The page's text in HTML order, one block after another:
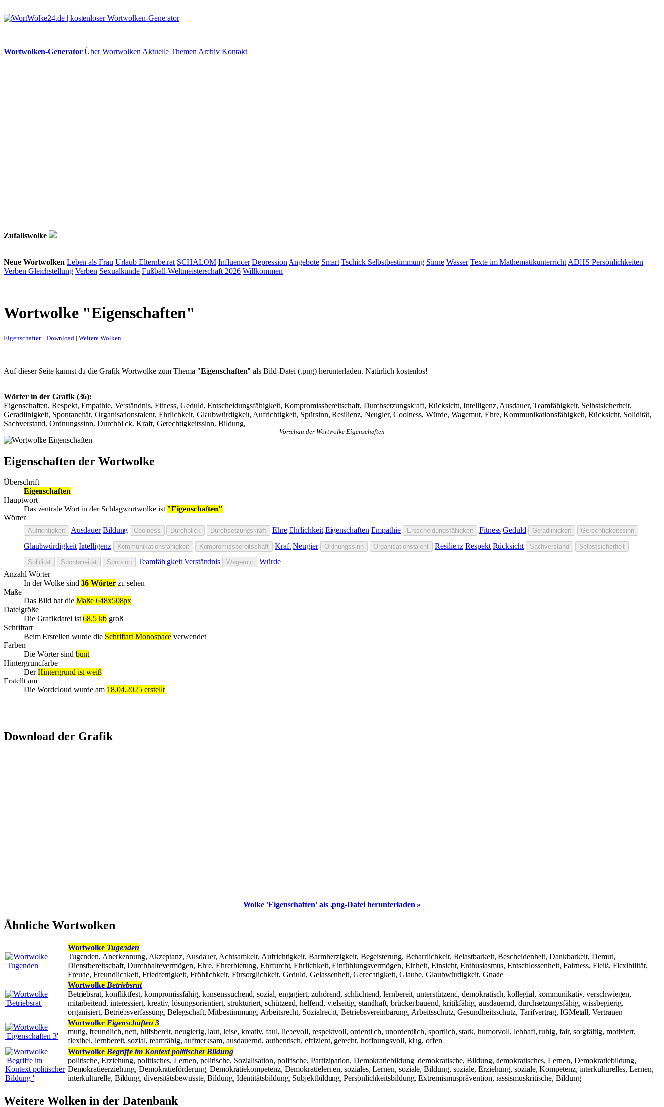
Wortwolken-Generator Über Wortwolken Aktuelle Themen Archiv Kontakt
Zufallswolke
Neue Wortwolken Leben als Frau Urlaub Elternbeirat SCHALOM Influencer Depression Angebote Smart Tschick Selbstbestimmung Sinne Wasser Texte im Mathematikunterricht ADHS Persönlichkeiten
Verben Gleichstellung Verben Sexualkunde Fußball-Weltmeisterschaft 2026 Willkommen
Wortwolke "Eigenschaften"
Eigenschaften | Download | Weitere Wolken
Auf dieser Seite kannst du die Grafik Wortwolke zum Thema "Eigenschaften" als Bild-Datei (.png) herunterladen. Natürlich kostenlos!
Wörter in der Grafik (36):
Eigenschaften, Respekt, Empathie, Verständnis, Fitness, Geduld, Entscheidungsfähigkeit, Kompromissbereitschaft, Durchsetzungskraft, Rücksicht, Intelligenz, Ausdauer, Teamfähigkeit, Selbstsicherheit,
Geradlinigkeit, Spontaneität, Organisationstalent, Ehrlichkeit, Glaubwürdigkeit, Aufrichtigkeit, Spürsinn, Resilienz, Neugier, Coolness, Würde, Wagemut, Ehre, Kommunikationsfähigkeit, Rücksicht, Solidität,
Sachverstand, Ordnungssinn, Durchblick, Kraft, Gerechtigkeitssinn, Bildung,
Vorschau der Wortwolke Eigenschaften
Eigenschaften der Wortwolke
Überschrift
Eigenschaften
Hauptwort
Das zentrale Wort in der Schlagwortwolke ist "Eigenschaften"
Wörter
Aufrichtigkeit Ausdauer Bildung Coolness Durchblick Durchsetzungskraft Ehre Ehrlichkeit Eigenschaften Empathie Entscheidungsfähigkeit Fitness Geduld Geradlinigkeit Gerechtigkeitssinn
Glaubwürdigkeit Intelligenz Kommunikationsfähigkeit Kompromissbereitschaft Kraft Neugier Ordnungssinn Organisationstalent Resilienz Respekt Rücksicht Sachverstand Selbstsicherheit
Solidität Spontaneität Spürsinn Teamfähigkeit Verständnis Wagemut
Würde
Anzahl Wörter
In der Wolke sind 36 Wörter zu sehen
Maße
Das Bild hat die Maße 648x508px
Dateigröße
Die Grafikdatei ist 68.5 kb groß
Schriftart
Beim Erstellen wurde die Schriftart Monospace verwendet
Farben
Die Wörter sind bunt
Hintergrundfarbe
DerHintergrund ist weiß
Erstellt am
Die Wordcloud wurde am 18.04.2025 erstellt
Download der Grafik
Wolke 'Eigenschaften' als .png-Datei herunterladen »
Ähnliche Wortwolken
Wortwolke Tugenden
Tugenden, Anerkennung, Akzeptanz, Ausdauer, Achtsamkeit, Aufrichtigkeit, Barmherzigkeit, Begeisterung, Beharrlichkeit, Belastbarkeit, Bescheidenheit, Dankbarkeit, Demut,
Dienstbereitschaft, Durchhaltevermögen, Ehre, Ehrerbietung, Ehrfurcht, Ehrlichkeit, Einfühlungsvermögen, Einheit, Einsicht, Enthusiasmus, Entschlossenheit, Fairness, Fleiß, Flexibilität,
Freude, Freundlichkeit, Friedfertigkeit, Fröhlichkeit, Fürsorglichkeit, Geduld, Gelassenheit, Gerechtigkeit, Glaube, Glaubwürdigkeit, Gnade
Wortwolke Betriebsrat
Betriebsrat, konfliktfest, kompromissfähig, konsenssuchend, sozial, engagiert, zuhörend, schlichtend, lernbereit, unterstützend, demokratisch, kollegial, kommunikativ, verschwiegen,
mitarbeitend, interessiert, kreativ, lösungsorientiert, strukturiert, schützend, helfend, vielseitig, standhaft, brückenbauend, kritikfähig, ausdauernd, durchsetzungsfähig, wissbegierig,
organisiert, Betriebsverfassung, Belegschaft, Mitbestimmung, Arbeitsrecht, Sozialrecht, Betriebsvereinbarung, Arbeitsschutz, Gesundheitsschutz, Tarifvertrag, IGMetall, Vertrauen
Wortwolke Eigenschaften 3
mutig, freundlich, nett, hilfsbereit, neugierig, laut, leise, kreativ, faul, liebevoll, respektvoll, ordentlich, unordentlich, sportlich, stark, humorvoll, lebhaft, ruhig, fair, sorgfältig, motiviert,
flexibel, lernbereit, sozial, teamfähig, aufmerksam, ausdauernd, authentisch, effizient, gerecht, hoffnungsvoll, klug, offen
Wortwolke Begriffe im Kontext politischer Bildung
politische, Erziehung, politisches, Lernen, politische, Sozialisation, politische, Partizipation, Demokratiebildung, demokratische, Bildung, demokratisches, Lernen, Demokratiebildung,
Demokratieerziehung, Demokratieförderung, Demokratiekompetenz, Demokratielernen, soziales, Lernen, soziale, Bildung, soziale, Erziehung, soziale, Kompetenz, interkulturelles, Lernen,
interkulturelle, Bildung, diversitätsbewusste, Bildung, Identitätsbildung, Subjektbildung, Persönlichkeitsbildung, Extremismusprävention, rassismuskritische, Bildung
Weitere Wolken in der Datenbank